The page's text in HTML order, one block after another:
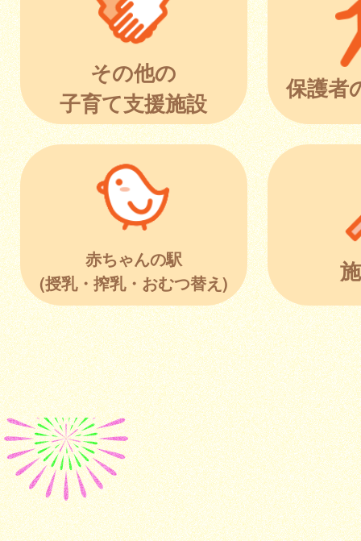
その他の
子育て支援施設
保護者
赤ちゃんの駅
(授乳・搾乳・おむつ替え)